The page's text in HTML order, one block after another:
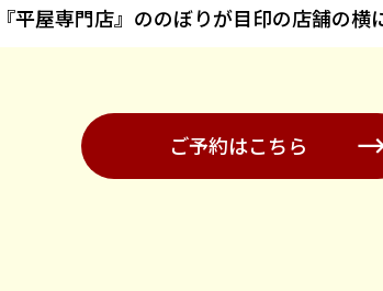
平屋専門店』ののぼりが目印の店舗の
ご予約はこちら